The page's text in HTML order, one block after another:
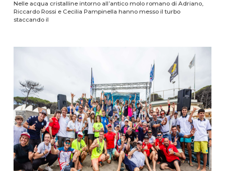
Nelle acqua cristalline intorno all’antico molo romano di Adriano,
Riccardo Rossi e Cecilia Pampinella hanno messo il turbo
staccando il